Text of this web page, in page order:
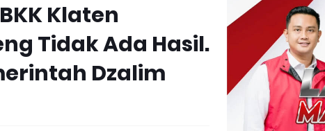
Klaten
Tidak Ada Hasil.
Dzalim